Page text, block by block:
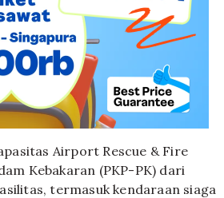
Airport Rescue & Fire
Kebakaran (PKP-PK) dari
termasuk kendaraan siaga